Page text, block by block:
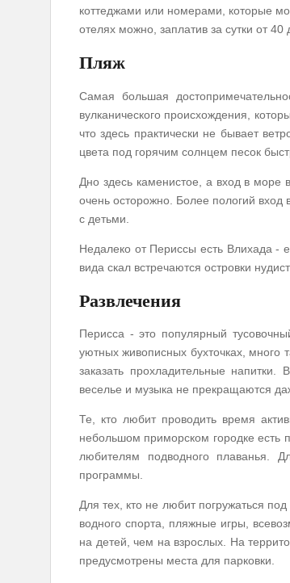
коттеджами или номерами, которые
отелях можно, заплатив за сутки от
Пляж
Самая большая
вулканического происхождения,
что здесь практически не бывает
цвета под горячим солнцем песок
Дно здесь каменистое, а вход в море
очень осторожно. Более пологий
с детьми.
Недалеко от Периссы есть Влихада -
вида скал встречаются островки
Развлечения
Перисса - это популярный
уютных живописных бухточках, много
заказать прохладительные
веселье и музыка не прекращаются
Те, кто любит проводить время
небольшом приморском городке есть
любителям подводного плаванья.
программы.
Для тех, кто не любит погружаться
водного спорта, пляжные игры,
на детей, чем на взрослых. На
предусмотрены места для парковки.